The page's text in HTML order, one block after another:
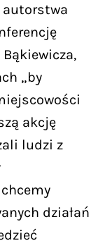
autorstwa
Bąkiewicza,
„by
akcję
ludzi z
działań